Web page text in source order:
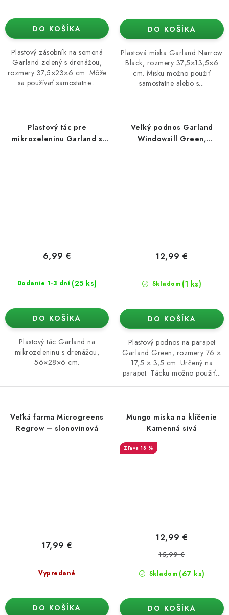
DO KOŠÍKA
Plastový zásobník na semená
Garland zelený s drenážou,
rozmery 37,5×23×6 cm. Môže
sa používať samostatne...
DO KOŠÍKA
Plastová miska Garland Narrow
Black, rozmery 37,5×13,5×6
cm. Misku možno použiť
samostatne alebo s...
Plastový tác pre
mikrozeleninu Garland s
Dodanie 1-3 dní (25 ks)
6,99 €
DO KOŠÍKA
Plastový tác Garland na
mikrozeleninu s drenážou,
56×28×6 cm.
Veľký podnos Garland
Windowsill Green,
Skladom (1 ks)
12,99 €
DO KOŠÍKA
Plastový podnos na parapet
Garland Green, rozmery 76 ×
17,5 × 3,5 cm. Určený na
parapet. Tácku možno použiť...
Veľká farma Microgreens
Regrow – slonovinová
Vypredané
17,99 €
DO KOŠÍKA
Mungo miska na klíčenie
Kamenná sivá
18 %
Skladom (67 ks)
12,99 €
15,99 €
DO KOŠÍKA